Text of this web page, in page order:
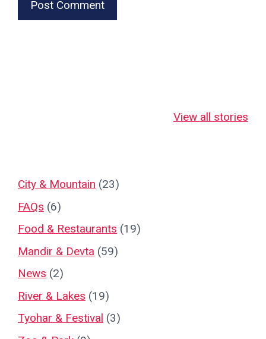
View all stories
भुजाओं से देती हैं
का दिव्य रहस्य
City & Mountain (23)
FAQs (6)
Food & Restaurants (19)
Mandir & Devta (59)
News (2)
River & Lakes (19)
Tyohar & Festival (3)